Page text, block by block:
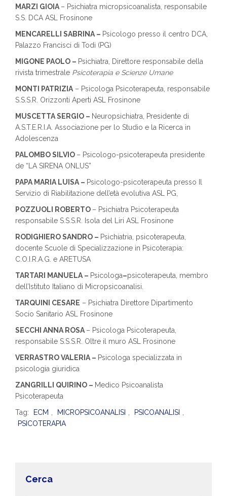
MARZI GIOIA – Psichiatra micropsicoanalista, responsabile
S.S. DCA ASL Frosinone
MENCARELLI SABRINA – Psicologo presso il centro DCA,
Palazzo Francisci di Todi (PG)
MIGONE PAOLO – Psichiatra, Direttore responsabile della
rivista trimestrale Psicoterapia e Scienze Umane
MONTI PATRIZIA – Psicologa Psicoterapeuta, responsabile
S.S.S.R. Orizzonti Aperti ASL Frosinone
MUSCETTA SERGIO – Neuropsichiatra, Presidente di
A.S.T.E.R.I.A. Associazione per lo Studio e la Ricerca in
Adolescenza
PALOMBO SILVIO – Psicologo-psicoterapeuta presidente
de “LA SIRENA ONLUS”
PAPA MARIA LUISA – Psicologo-psicoterapeuta presso Il
Servizio di Riabilitazione dell’età evolutiva ASL PG,
POZZUOLI ROBERTO – Psichiatra Psicoterapeuta
responsabile S.S.S.R. Isola del Liri ASL Frosinone
RODIGHIERO SANDRO – Psichiatria, psicoterapeuta,
docente Scuole di Specializzazione in Psicoterapia:
C.O.I.R.A.G. e ARETUSA
TARTARI MANUELA – Psicologa–psicoterapeuta, membro
dell’Istituto Italiano di Micropsicoanalisi.
TARQUINI CESARE – Psichiatra Direttore Dipartimento
Socio Sanitario ASL Frosinone
SECCHI ANNA ROSA – Psicologa Psicoterapeuta,
responsabile S.S.S.R. Oltre il muro ASL Frosinone
VERRASTRO VALERIA – Psicologa specializzata in
psicologia giuridica
ZANGRILLI QUIRINO – Medico Psicoanalista
Psicoterapeuta
Tag:
ECM MICROPSICOANALISI PSICOANALISI
PSICOTERAPIA
Cerca